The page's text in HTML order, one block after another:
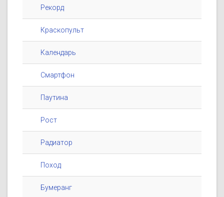
Рекорд
Краскопульт
Календарь
Смартфон
Паутина
Рост
Радиатор
Поход
Бумеранг